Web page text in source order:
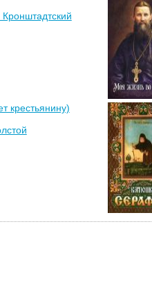
крестьянину)